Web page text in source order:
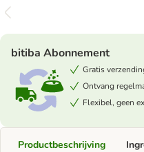
bitiba Abonnement
Gratis
Ontvang
Flexibel, geen
Productbeschrijving